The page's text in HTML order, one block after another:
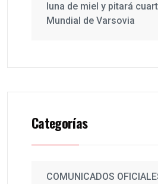
luna de miel y pitará
Mundial de Varsovia
Categorías
COMUNICADOS